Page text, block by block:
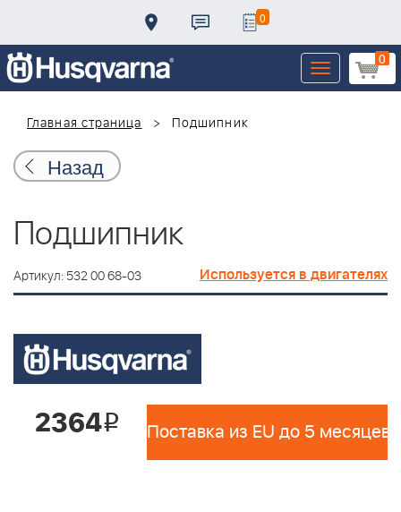
0
0
Toggle
navigation
Главная страница
Подшипник
Назад
Подшипник
Артикул: 532 00 68-03 Используется в двигателях
2364i Поставка из EU до 5 месяцев